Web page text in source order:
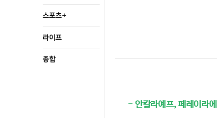
스포츠+
라이프
종합
- 안칼라예프, 페레이라